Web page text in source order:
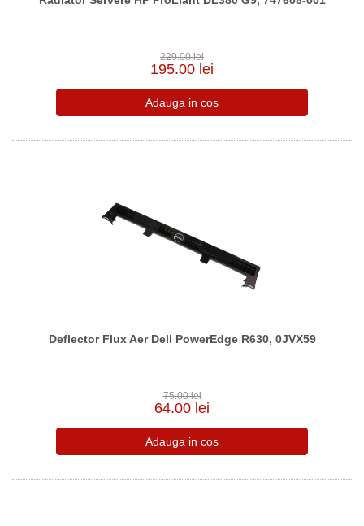
229.00 lei
195.00 lei
Deflector Flux Aer Dell PowerEdge R630, 0JVX59
75.00 lei
64.00 lei